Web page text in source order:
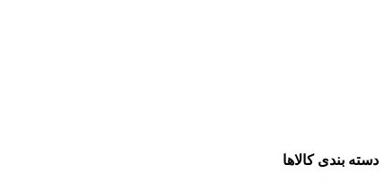
دسته بندی کالاها